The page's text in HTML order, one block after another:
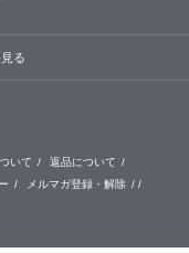
る
いて / 返品について /
/ メルマガ登録・解除 / /